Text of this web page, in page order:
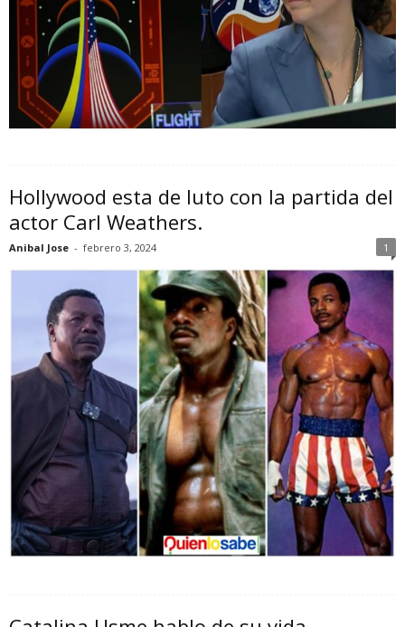
Hollywood esta de luto con la partida del
actor Carl Weathers.
Anibal Jose - febrero 3, 2024 1